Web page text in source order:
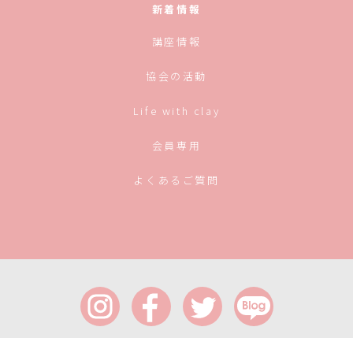
新着情報
講座情報
協会の活動
Life with clay
会員専用
よくあるご質問